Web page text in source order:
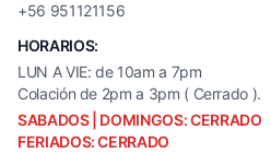
+56 951121156
HORARIOS:
LUN A VIE: de 10am a 7pm
Colación de 2pm a 3pm ( Cerrado ).
SABADOS | DOMINGOS: CERRADO
FERIADOS: CERRADO